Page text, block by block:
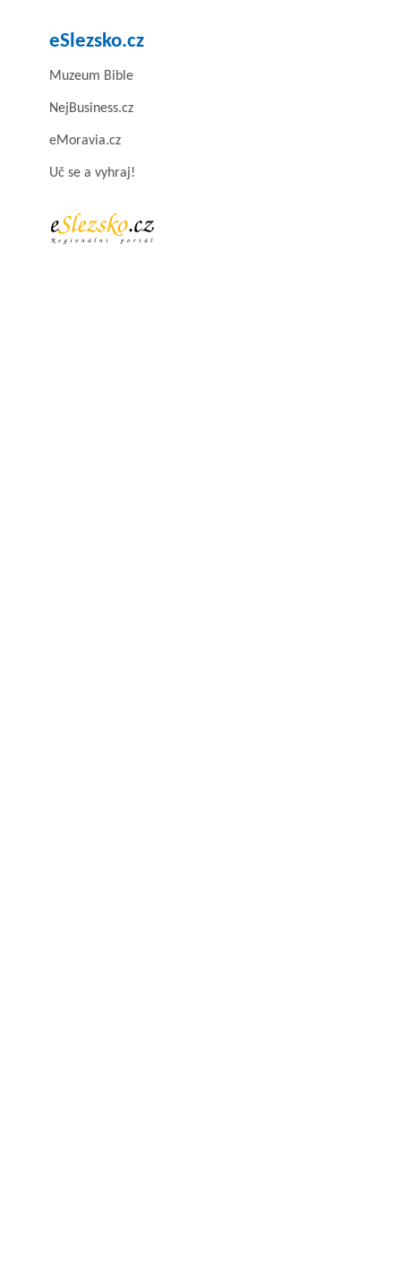
eSlezsko.cz
Muzeum Bible
NejBusiness.cz
eMoravia.cz
Uč se a vyhraj!